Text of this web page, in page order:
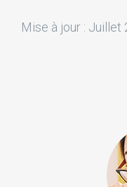
Mise à jour : Juillet